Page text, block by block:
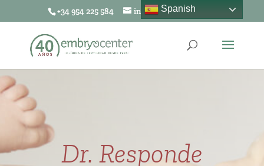
+34 954 225 584 info@embryocenter.es
Dr. Responde
Spanish